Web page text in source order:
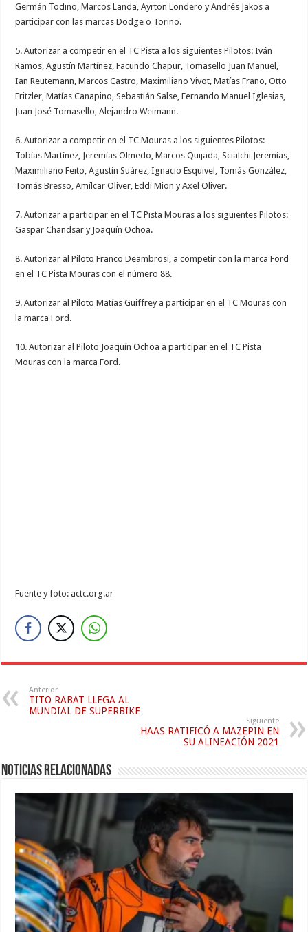
Germán Todino, Marcos Landa, Ayrton Londero y Andrés Jakos a
participar con las marcas Dodge o Torino.
5. Autorizar a competir en el TC Pista a los siguientes Pilotos: Iván
Ramos, Agustín Martínez, Facundo Chapur, Tomasello Juan Manuel,
Ian Reutemann, Marcos Castro, Maximiliano Vivot, Matías Frano, Otto
Fritzler, Matías Canapino, Sebastián Salse, Fernando Manuel Iglesias,
Juan José Tomasello, Alejandro Weimann.
6. Autorizar a competir en el TC Mouras a los siguientes Pilotos:
Tobías Martínez, Jeremías Olmedo, Marcos Quijada, Scialchi Jeremías,
Maximiliano Feito, Agustín Suárez, Ignacio Esquivel, Tomás González,
Tomás Bresso, Amílcar Oliver, Eddi Mion y Axel Oliver.
7. Autorizar a participar en el TC Pista Mouras a los siguientes Pilotos:
Gaspar Chandsar y Joaquín Ochoa.
8. Autorizar al Piloto Franco Deambrosi, a competir con la marca Ford
en el TC Pista Mouras con el número 88.
9. Autorizar al Piloto Matías Guiffrey a participar en el TC Mouras con
la marca Ford.
10. Autorizar al Piloto Joaquín Ochoa a participar en el TC Pista
Mouras con la marca Ford.
Fuente y foto: actc.org.ar
Anterior
TITO RABAT LLEGA AL
MUNDIAL DE SUPERBIKE
Siguiente
HAAS RATIFICÓ A MAZEPIN EN
SU ALINEACIÓN 2021
Noticias relacionadas